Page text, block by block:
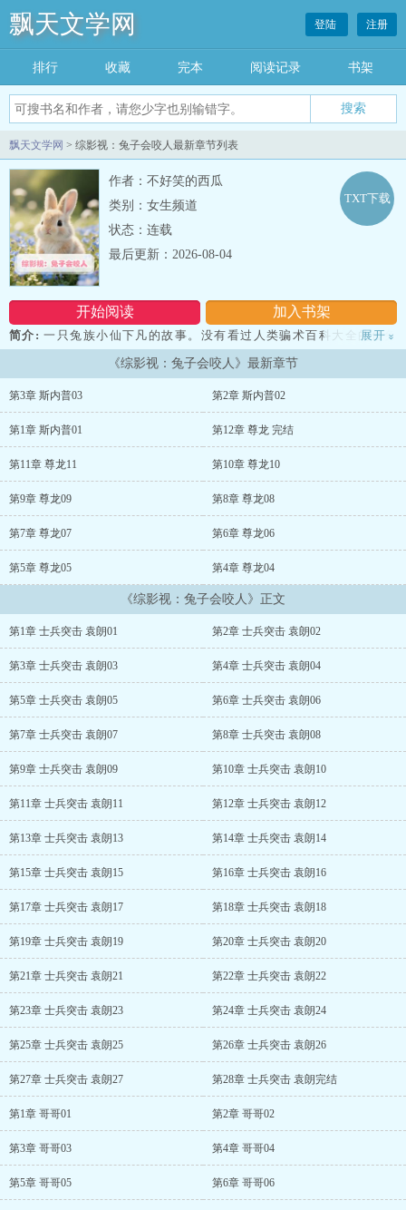
飘天文学网 登陆 注册
排行 收藏 完本 阅读记录 书架
飘天文学网 > 综影视：兔子会咬人最新章节列表
作者：不好笑的西瓜
类别：女生频道
状态：连载
开始阅读 加入书架
TXT下载
最后更新：2026-08-04
简介: 一只兔族小仙下凡的故事。没有看过人类骗术百科大全的傻兔
子，掉进了一个又一个萝卜坑。好骗，但是生气起来会咬人！娇妻文
学玛丽苏文学，无虐点，非大女主文。…--综影视：兔子会咬人...
展开 »
《综影视：兔子会咬人》最新章节
第3章 斯内普03 第2章 斯内普02
第1章 斯内普01 第12章 尊龙 完结
第11章 尊龙11 第10章 尊龙10
第9章 尊龙09 第8章 尊龙08
第7章 尊龙07 第6章 尊龙06
第5章 尊龙05 第4章 尊龙04
《综影视：兔子会咬人》正文
第1章 士兵突击 袁朗01 第2章 士兵突击 袁朗02
第3章 士兵突击 袁朗03 第4章 士兵突击 袁朗04
第5章 士兵突击 袁朗05 第6章 士兵突击 袁朗06
第7章 士兵突击 袁朗07 第8章 士兵突击 袁朗08
第9章 士兵突击 袁朗09 第10章 士兵突击 袁朗10
第11章 士兵突击 袁朗11 第12章 士兵突击 袁朗12
第13章 士兵突击 袁朗13 第14章 士兵突击 袁朗14
第15章 士兵突击 袁朗15 第16章 士兵突击 袁朗16
第17章 士兵突击 袁朗17 第18章 士兵突击 袁朗18
第19章 士兵突击 袁朗19 第20章 士兵突击 袁朗20
第21章 士兵突击 袁朗21 第22章 士兵突击 袁朗22
第23章 士兵突击 袁朗23 第24章 士兵突击 袁朗24
第25章 士兵突击 袁朗25 第26章 士兵突击 袁朗26
第27章 士兵突击 袁朗27 第28章 士兵突击 袁朗完结
第1章 哥哥01 第2章 哥哥02
第3章 哥哥03 第4章 哥哥04
第5章 哥哥05 第6章 哥哥06